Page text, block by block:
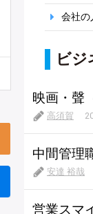
会社の
ビ
映画・聲
高須賀
中間管理
安達 裕哉
営業スマ